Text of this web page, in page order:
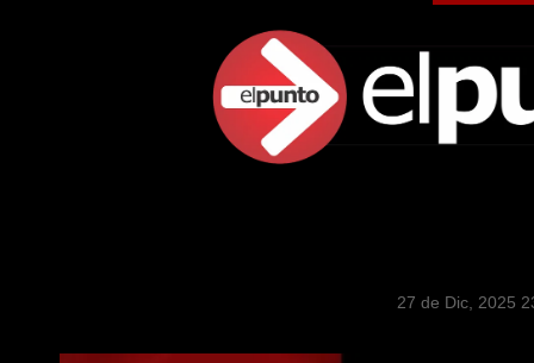
27 de Dic, 2025